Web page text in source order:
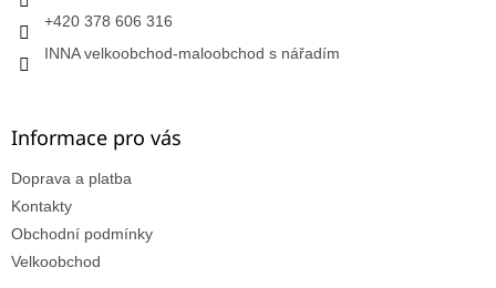
+420 378 606 316
INNA velkoobchod-maloobchod s nářadím
Informace pro vás
Doprava a platba
Kontakty
Obchodní podmínky
Velkoobchod